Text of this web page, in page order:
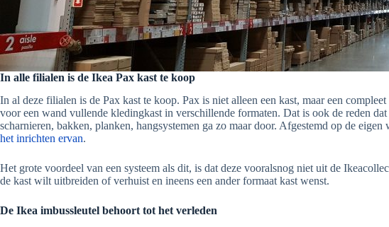
In alle filialen is de Ikea Pax kast te koop
In al deze filialen is de Pax kast te koop. Pax is niet alleen een kast, maar een
voor een wand vullende kledingkast in verschillende formaten. Dat is ook de reden dat
scharnieren, bakken, planken, hangsystemen ga zo maar door. Afgestemd op de
het inrichten ervan.
Het grote voordeel van een systeem als dit, is dat deze vooralsnog niet uit de
de kast wilt uitbreiden of verhuist en ineens een ander formaat kast wenst.
De Ikea imbussleutel behoort tot het verleden